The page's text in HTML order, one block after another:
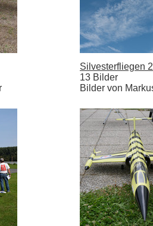
Silvesterfliegen
13 Bilder
Bilder von